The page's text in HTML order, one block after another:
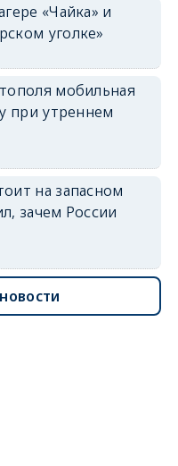
«Чайка» и
уголке»
мобильная
при утреннем
на запасном
зачем России